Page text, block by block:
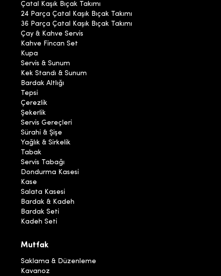
Çatal Kaşık Bıçak Takımı
24 Parça Çatal Kaşık Bıçak Takımı
36 Parça Çatal Kaşık Bıçak Takımı
Çay & Kahve Servis
Kahve Fincan Set
Kupa
Servis & Sunum
Kek Standı & Sunum
Bardak Altlığı
Tepsi
Çerezlik
Şekerlik
Servis Gereçleri
Sürahi & Şişe
Yağlık & Sirkelik
Tabak
Servis Tabağı
Dondurma Kasesi
Kase
Salata Kasesi
Bardak & Kadeh
Bardak Seti
Kadeh Seti
Mutfak
Saklama & Düzenleme
Kavanoz